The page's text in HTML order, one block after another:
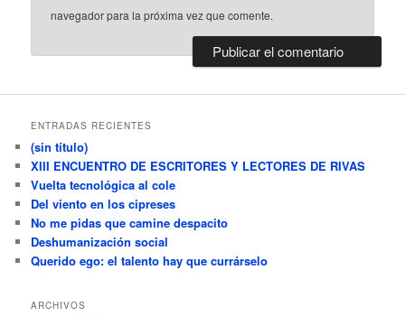
navegador para la próxima vez que comente.
ENTRADAS RECIENTES
(sin título)
XIII ENCUENTRO DE ESCRITORES Y LECTORES DE RIVAS
Vuelta tecnológica al cole
Del viento en los cipreses
No me pidas que camine despacito
Deshumanización social
Querido ego: el talento hay que currárselo
ARCHIVOS